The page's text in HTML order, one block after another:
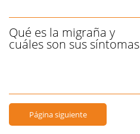
Qué es la migraña y
cuáles son sus síntomas
Página siguiente